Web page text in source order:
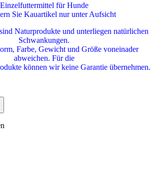
Einzelfuttermittel für Hunde
Sie Kauartikel nur unter Aufsicht
Naturprodukte und unterliegen natürlichen
Schwankungen.
Farbe, Gewicht und Größe voneinader
abweichen. Für die
können wir keine Garantie übernehmen.